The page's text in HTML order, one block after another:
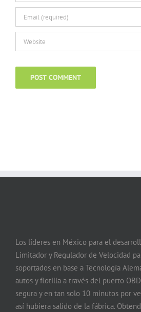
Los líderes en México para el
Limitador y Regulador de Velocidad
soportados en base a Tecnología
autos y flotilla a través del puerto
segura y en tan solo 10 minutos por
así hubiera salido de la fábrica.